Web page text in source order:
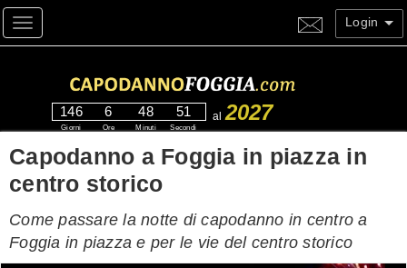
Toggle navigation Login
146
Giorni
6
Ore
48
Minuti
50
Secondi
al 2027
Capodanno a Foggia in piazza in
centro storico
Come passare la notte di capodanno in centro a
Foggia in piazza e per le vie del centro storico